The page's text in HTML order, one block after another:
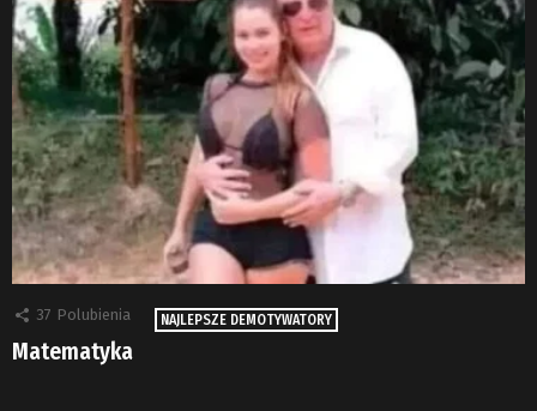
37 Polubienia NAJLEPSZE DEMOTYWATORY
Matematyka